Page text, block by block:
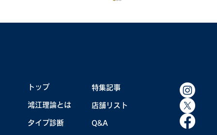
トップ
鴻江理論とは
タイプ診断
特集記事
店舗リスト
Q&A